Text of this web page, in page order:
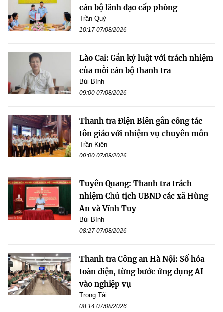
cán bộ lãnh đạo cấp phòng
Trần Quý
10:17 07/08/2026
Lào Cai: Gắn kỷ luật với trách nhiệm
của mỗi cán bộ thanh tra
Bùi Bình
09:00 07/08/2026
Thanh tra Điện Biên gắn công tác
tôn giáo với nhiệm vụ chuyên môn
Trần Kiên
09:00 07/08/2026
Tuyên Quang: Thanh tra trách
nhiệm Chủ tịch UBND các xã Hùng
An và Vĩnh Tuy
Bùi Bình
08:27 07/08/2026
Thanh tra Công an Hà Nội: Số hóa
toàn diện, từng bước ứng dụng AI
vào nghiệp vụ
Trọng Tài
08:14 07/08/2026